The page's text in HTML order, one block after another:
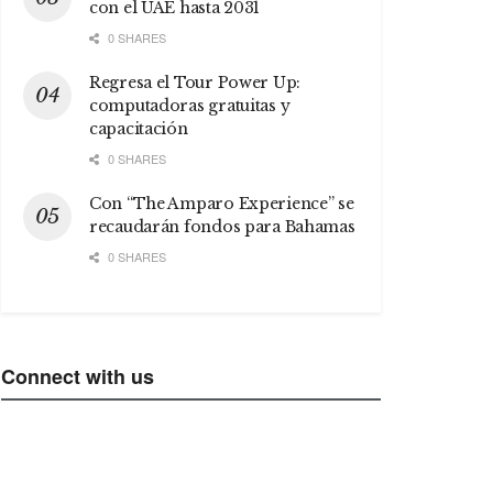
con el UAE hasta 2031
0 SHARES
Regresa el Tour Power Up:
computadoras gratuitas y
capacitación
0 SHARES
Con “The Amparo Experience” se
recaudarán fondos para Bahamas
0 SHARES
Connect with us